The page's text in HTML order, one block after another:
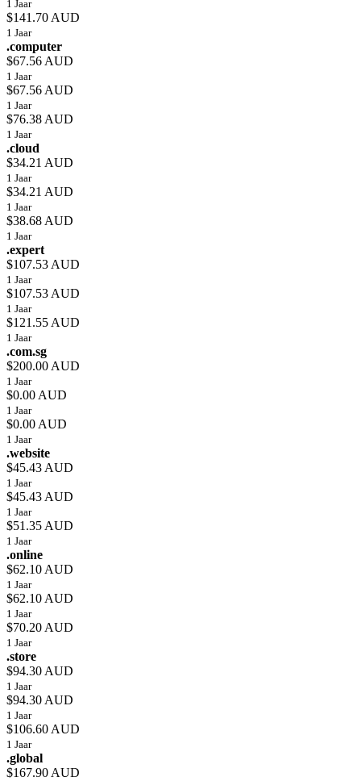
1 Jaar
$141.70 AUD
1 Jaar
.computer
$67.56 AUD
1 Jaar
$67.56 AUD
1 Jaar
$76.38 AUD
1 Jaar
.cloud
$34.21 AUD
1 Jaar
$34.21 AUD
1 Jaar
$38.68 AUD
1 Jaar
.expert
$107.53 AUD
1 Jaar
$107.53 AUD
1 Jaar
$121.55 AUD
1 Jaar
.com.sg
$200.00 AUD
1 Jaar
$0.00 AUD
1 Jaar
$0.00 AUD
1 Jaar
.website
$45.43 AUD
1 Jaar
$45.43 AUD
1 Jaar
$51.35 AUD
1 Jaar
.online
$62.10 AUD
1 Jaar
$62.10 AUD
1 Jaar
$70.20 AUD
1 Jaar
.store
$94.30 AUD
1 Jaar
$94.30 AUD
1 Jaar
$106.60 AUD
1 Jaar
.global
$167.90 AUD